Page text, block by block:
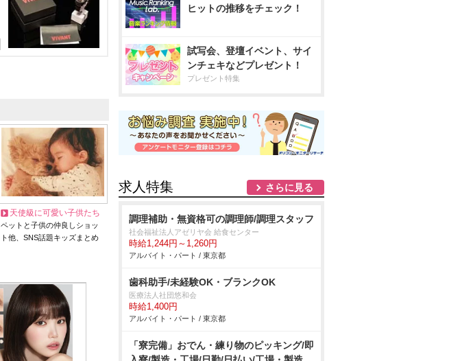
天使級に可愛い子供たち
ペットと子供の仲良しショッ
ト他、SNS話題キッズまとめ
ヒットの推移をチェック！
試写会、登壇イベント、サイ
ンチェキなどプレゼント！
プレゼント特集
求人特集 さらに見る
調理補助・無資格可の調理師/調理スタッフ
社会福祉法人アゼリヤ会 給食センター
時給1,244円～1,260円
アルバイト・パート / 東京都
歯科助手/未経験OK・ブランクOK
医療法人社団悠和会
時給1,400円
アルバイト・パート / 東京都
「寮完備」おでん・練り物のピッキング/即